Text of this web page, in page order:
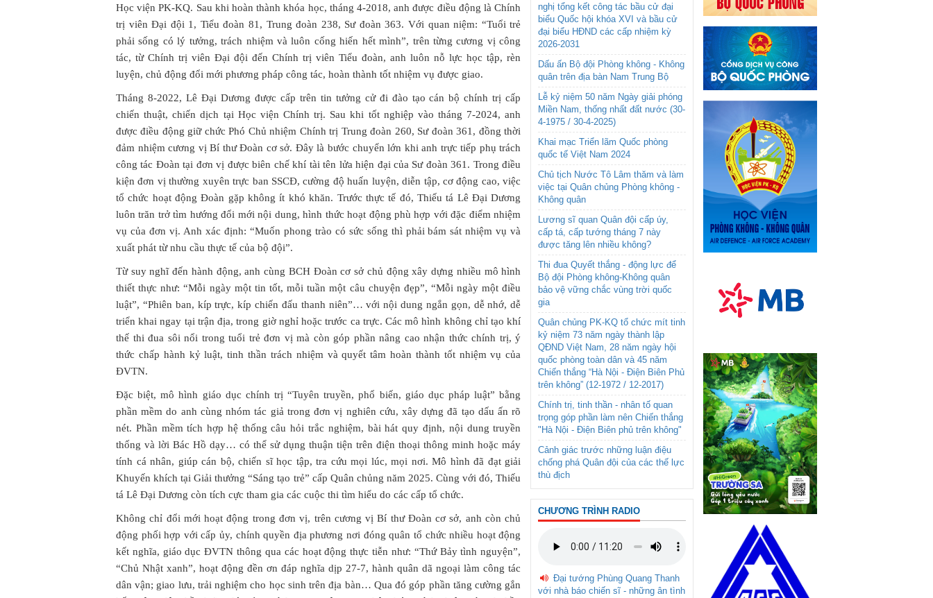
Học viện PK-KQ. Sau khi hoàn thành khóa học, tháng 4-2018, anh được điều động là Chính
trị viên Đại đội 1, Tiểu đoàn 81, Trung đoàn 238, Sư đoàn 363. Với quan niệm: “Tuổi trẻ
phải sống có lý tưởng, trách nhiệm và luôn cống hiến hết mình”, trên từng cương vị công
tác, từ Chính trị viên Đại đội đến Chính trị viên Tiểu đoàn, anh luôn nỗ lực học tập, rèn
luyện, chủ động đổi mới phương pháp công tác, hoàn thành tốt nhiệm vụ được giao.
Tháng 8-2022, Lê Đại Dương được cấp trên tin tưởng cử đi đào tạo cán bộ chính trị cấp
chiến thuật, chiến dịch tại Học viện Chính trị. Sau khi tốt nghiệp vào tháng 7-2024, anh
được điều động giữ chức Phó Chủ nhiệm Chính trị Trung đoàn 260, Sư đoàn 361, đồng thời
đảm nhiệm cương vị Bí thư Đoàn cơ sở. Đây là bước chuyển lớn khi anh trực tiếp phụ trách
công tác Đoàn tại đơn vị được biên chế khí tài tên lửa hiện đại của Sư đoàn 361. Trong điều
kiện đơn vị thường xuyên trực ban SSCĐ, cường độ huấn luyện, diễn tập, cơ động cao, việc
tổ chức hoạt động Đoàn gặp không ít khó khăn. Trước thực tế đó, Thiếu tá Lê Đại Dương
luôn trăn trở tìm hướng đổi mới nội dung, hình thức hoạt động phù hợp với đặc điểm nhiệm
vụ của đơn vị. Anh xác định: “Muốn phong trào có sức sống thì phải bám sát nhiệm vụ và
xuất phát từ nhu cầu thực tế của bộ đội”.
Từ suy nghĩ đến hành động, anh cùng BCH Đoàn cơ sở chủ động xây dựng nhiều mô hình
thiết thực như: “Mỗi ngày một tin tốt, mỗi tuần một câu chuyện đẹp”, “Mỗi ngày một điều
luật”, “Phiên ban, kíp trực, kíp chiến đấu thanh niên”… với nội dung ngắn gọn, dễ nhớ, dễ
triển khai ngay tại trận địa, trong giờ nghỉ hoặc trước ca trực. Các mô hình không chỉ tạo khí
thế thi đua sôi nổi trong tuổi trẻ đơn vị mà còn góp phần nâng cao nhận thức chính trị, ý
thức chấp hành kỷ luật, tinh thần trách nhiệm và quyết tâm hoàn thành tốt nhiệm vụ của
ĐVTN.
Đặc biệt, mô hình giáo dục chính trị “Tuyên truyền, phổ biến, giáo dục pháp luật” bằng
phần mềm do anh cùng nhóm tác giả trong đơn vị nghiên cứu, xây dựng đã tạo dấu ấn rõ
nét. Phần mềm tích hợp hệ thống câu hỏi trắc nghiệm, bài hát quy định, nội dung truyền
thống và lời Bác Hồ dạy… có thể sử dụng thuận tiện trên điện thoại thông minh hoặc máy
tính cá nhân, giúp cán bộ, chiến sĩ học tập, tra cứu mọi lúc, mọi nơi. Mô hình đã đạt giải
Khuyến khích tại Giải thưởng “Sáng tạo trẻ” cấp Quân chủng năm 2025. Cùng với đó, Thiếu
tá Lê Đại Dương còn tích cực tham gia các cuộc thi tìm hiểu do các cấp tổ chức.
Không chỉ đổi mới hoạt động trong đơn vị, trên cương vị Bí thư Đoàn cơ sở, anh còn chủ
động phối hợp với cấp ủy, chính quyền địa phương nơi đóng quân tổ chức nhiều hoạt động
kết nghĩa, giáo dục ĐVTN thông qua các hoạt động thực tiễn như: “Thứ Bảy tình nguyện”,
“Chủ Nhật xanh”, hoạt động đền ơn đáp nghĩa dịp 27-7, hành quân dã ngoại làm công tác
dân vận; giao lưu, trải nghiệm cho học sinh trên địa bàn… Qua đó góp phần tăng cường gắn
nghị tổng kết công tác bầu cử đại
biểu Quốc hội khóa XVI và bầu cử
đại biểu HĐND các cấp nhiệm kỳ
2026-2031
Dấu ấn Bộ đội Phòng không - Không
quân trên địa bàn Nam Trung Bộ
Lễ kỷ niệm 50 năm Ngày giải phóng
Miền Nam, thống nhất đất nước (30-
4-1975 / 30-4-2025)
Khai mạc Triển lãm Quốc phòng
quốc tế Việt Nam 2024
Chủ tịch Nước Tô Lâm thăm và làm
việc tại Quân chủng Phòng không -
Không quân
Lương sĩ quan Quân đội cấp úy,
cấp tá, cấp tướng tháng 7 này
được tăng lên nhiều không?
Thi đua Quyết thắng - động lực để
Bộ đội Phòng không-Không quân
bảo vệ vững chắc vùng trời quốc
gia
Quân chủng PK-KQ tổ chức mít tinh
kỷ niệm 73 năm ngày thành lập
QĐND Việt Nam, 28 năm ngày hội
quốc phòng toàn dân và 45 năm
Chiến thắng “Hà Nội - Điện Biên Phủ
trên không” (12-1972 / 12-2017)
Chính trị, tinh thần - nhân tố quan
trọng góp phần làm nên Chiến thắng
"Hà Nội - Điện Biên phủ trên không"
Cảnh giác trước những luận điệu
chống phá Quân đội của các thế lực
thù địch
CHƯƠNG TRÌNH RADIO
Đại tướng Phùng Quang Thanh
với nhà báo chiến sĩ - những ân tình